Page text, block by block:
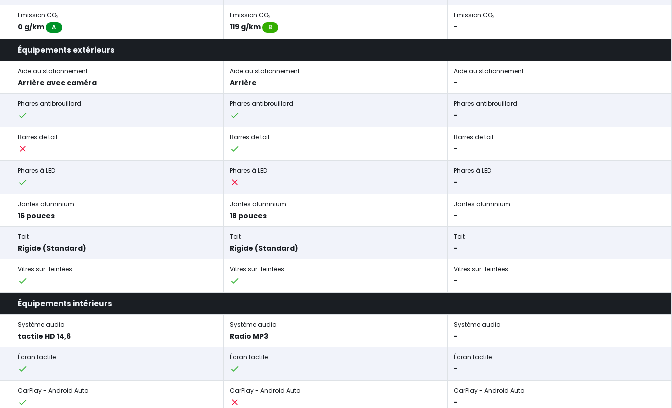
Emission CO2
0 g/km A
Emission CO2
119 g/km B
Emission CO2
-
Équipements extérieurs
Aide au stationnement
Arrière avec caméra
Aide au stationnement
Arrière
Aide au stationnement
-
Phares antibrouillard Phares antibrouillard Phares antibrouillard
-
Barres de toit Barres de toit Barres de toit
-
Phares à LED Phares à LED Phares à LED
-
Jantes aluminium
16 pouces
Jantes aluminium
18 pouces
Jantes aluminium
-
Toit
Rigide (Standard)
Toit
Rigide (Standard)
Toit
-
Vitres sur-teintées Vitres sur-teintées Vitres sur-teintées
-
Équipements intérieurs
Système audio
tactile HD 14,6
Système audio
Radio MP3
Système audio
-
Écran tactile Écran tactile Écran tactile
-
CarPlay - Android Auto CarPlay - Android Auto CarPlay - Android Auto
-